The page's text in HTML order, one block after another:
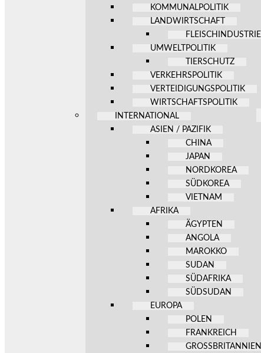
KOMMUNALPOLITIK
LANDWIRTSCHAFT
FLEISCHINDUSTRIE
UMWELTPOLITIK
TIERSCHUTZ
VERKEHRSPOLITIK
VERTEIDIGUNGSPOLITIK
WIRTSCHAFTSPOLITIK
INTERNATIONAL
ASIEN / PAZIFIK
CHINA
JAPAN
NORDKOREA
SÜDKOREA
VIETNAM
AFRIKA
ÄGYPTEN
ANGOLA
MAROKKO
SUDAN
SÜDAFRIKA
SÜDSUDAN
EUROPA
POLEN
FRANKREICH
GROSSBRITANNIEN